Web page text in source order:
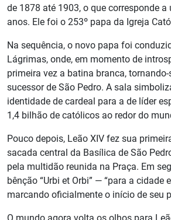
de 1878 até 1903, o que corresponde a
anos. Ele foi o 253º papa da Igreja
Na sequência, o novo papa foi
Lágrimas, onde, em momento de
primeira vez a batina branca,
sucessor de São Pedro. A sala
identidade de cardeal para a de líder
1,4 bilhão de católicos ao redor do
Pouco depois, Leão XIV fez sua
sacada central da Basílica de São
pela multidão reunida na Praça. Em
bênção “Urbi et Orbi” — “para a cidade
marcando oficialmente o início de seu